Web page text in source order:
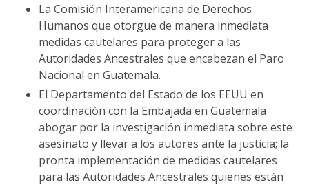
La Comisión Interamericana de Derechos
Humanos que otorgue de manera inmediata
medidas cautelares para proteger a las
Autoridades Ancestrales que encabezan el Paro
Nacional en Guatemala.
El Departamento del Estado de los EEUU en
coordinación con la Embajada en Guatemala
abogar por la investigación inmediata sobre este
asesinato y llevar a los autores ante la justicia; la
pronta implementación de medidas cautelares
para las Autoridades Ancestrales quienes están